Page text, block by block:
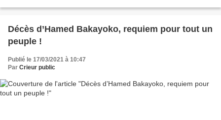
Décès d’Hamed Bakayoko, requiem pour tout un
peuple !
Publié le 17/03/2021 à 10:47
Par Crieur public